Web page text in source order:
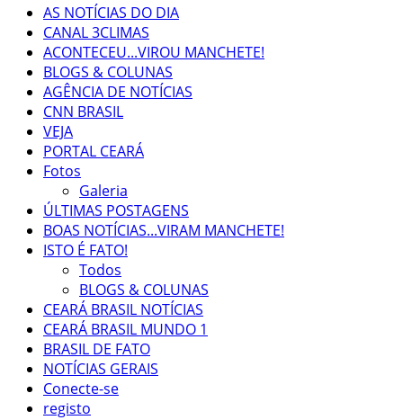
AS NOTÍCIAS DO DIA
CANAL 3CLIMAS
ACONTECEU...VIROU MANCHETE!
BLOGS & COLUNAS
AGÊNCIA DE NOTÍCIAS
CNN BRASIL
VEJA
PORTAL CEARÁ
Fotos
Galeria
ÚLTIMAS POSTAGENS
BOAS NOTÍCIAS...VIRAM MANCHETE!
ISTO É FATO!
Todos
BLOGS & COLUNAS
CEARÁ BRASIL NOTÍCIAS
CEARÁ BRASIL MUNDO 1
BRASIL DE FATO
NOTÍCIAS GERAIS
Conecte-se
registo